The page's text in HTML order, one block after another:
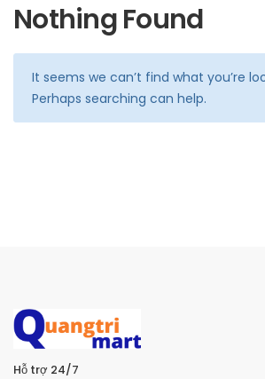
Nothing Found
It seems we can’t find what you’re
Perhaps searching can help.
Hỗ trợ 24/7